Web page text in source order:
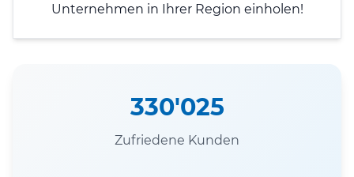
Unternehmen in Ihrer Region einholen!
330'025
Zufriedene Kunden